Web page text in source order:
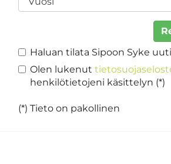
Haluan tilata Sipoon Syke
Olen lukenut
henkilötietojeni käsittelyn (*)
(*) Tieto on pakollinen